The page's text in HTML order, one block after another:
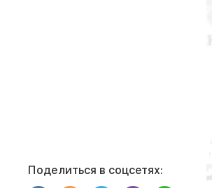
Поделиться в соцсетях: